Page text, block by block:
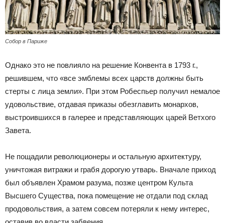
Собор в Париже
Однако это не повлияло на решение Конвента в 1793 г.,
решившем, что «все эмблемы всех царств должны быть
стерты с лица земли». При этом Робеспьер получил немалое
удовольствие, отдавая приказы обезглавить монархов,
выстроившихся в галерее и представляющих царей Ветхого
Завета.
Не пощадили революционеры и остальную архитектуру,
уничтожая витражи и грабя дорогую утварь. Вначале приход
был объявлен Храмом разума, позже центром Культа
Высшего Существа, пока помещение не отдали под склад
продовольствия, а затем совсем потеряли к нему интерес,